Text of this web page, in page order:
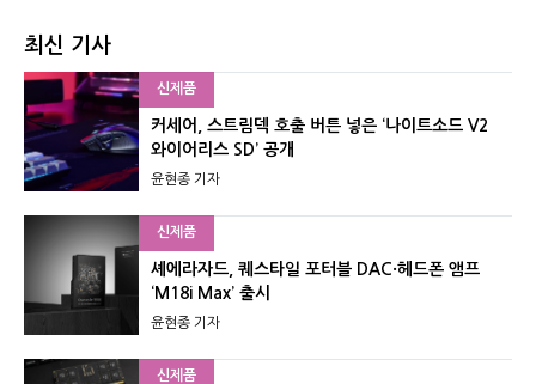
최신 기사
신제품
커세어, 스트림덱 호출 버튼 넣은 ‘나이트소드 V2
와이어리스 SD’ 공개
윤현종 기자
신제품
셰에라자드, 퀘스타일 포터블 DAC·헤드폰 앰프
‘M18i Max’ 출시
윤현종 기자
신제품